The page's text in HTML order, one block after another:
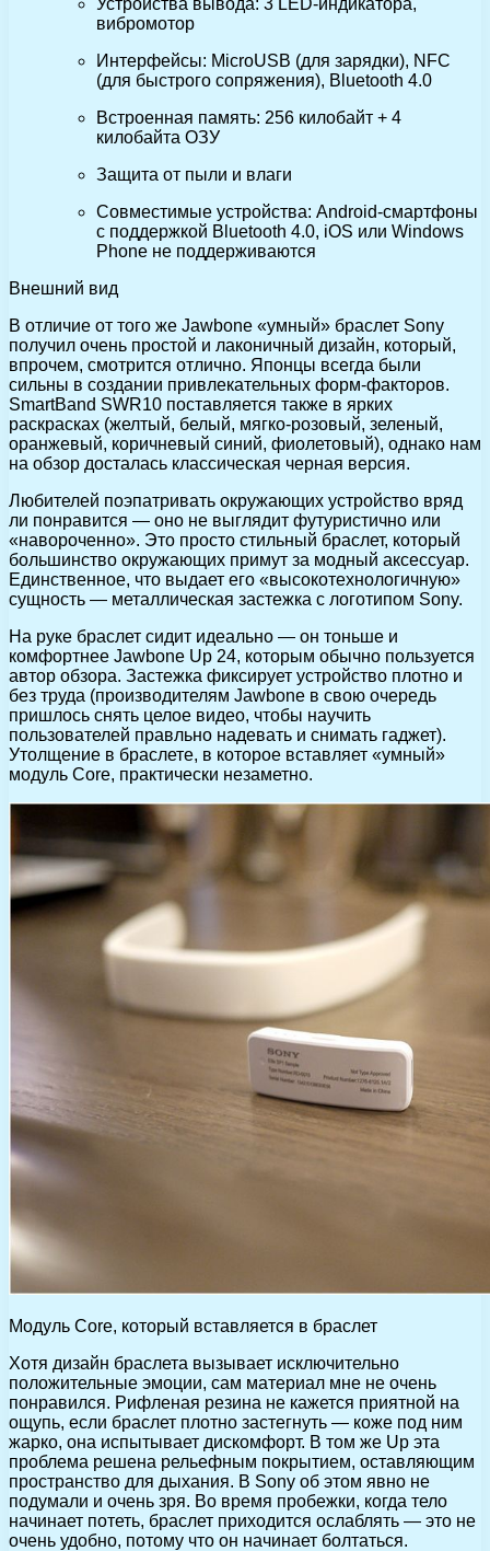
вибромотор
Интерфейсы: MicroUSB (для зарядки), NFC
(для быстрого сопряжения), Bluetooth 4.0
Встроенная память: 256 килобайт + 4
килобайта ОЗУ
Защита от пыли и влаги
Совместимые устройства: Android-смартфоны
с поддержкой Bluetooth 4.0, iOS или Windows
Phone не поддерживаются
Внешний вид
В отличие от того же Jawbone «умный» браслет Sony
получил очень простой и лаконичный дизайн, который,
впрочем, смотрится отлично. Японцы всегда были
сильны в создании привлекательных форм-факторов.
SmartBand SWR10 поставляется также в ярких
раскрасках (желтый, белый, мягко-розовый, зеленый,
оранжевый, коричневый синий, фиолетовый), однако нам
на обзор досталась классическая черная версия.
Любителей поэпатривать окружающих устройство вряд
ли понравится — оно не выглядит футуристично или
«навороченно». Это просто стильный браслет, который
большинство окружающих примут за модный аксессуар.
Единственное, что выдает его «высокотехнологичную»
сущность — металлическая застежка с логотипом Sony.
На руке браслет сидит идеально — он тоньше и
комфортнее Jawbone Up 24, которым обычно пользуется
автор обзора. Застежка фиксирует устройство плотно и
без труда (производителям Jawbone в свою очередь
пришлось снять целое видео, чтобы научить
пользователей правльно надевать и снимать гаджет).
Утолщение в браслете, в которое вставляет «умный»
модуль Core, практически незаметно.
Модуль Core, который вставляется в браслет
Хотя дизайн браслета вызывает исключительно
положительные эмоции, сам материал мне не очень
понравился. Рифленая резина не кажется приятной на
ощупь, если браслет плотно застегнуть — коже под ним
жарко, она испытывает дискомфорт. В том же Up эта
проблема решена рельефным покрытием, оставляющим
пространство для дыхания. В Sony об этом явно не
подумали и очень зря. Во время пробежки, когда тело
начинает потеть, браслет приходится ослаблять — это не
очень удобно, потому что он начинает болтаться.